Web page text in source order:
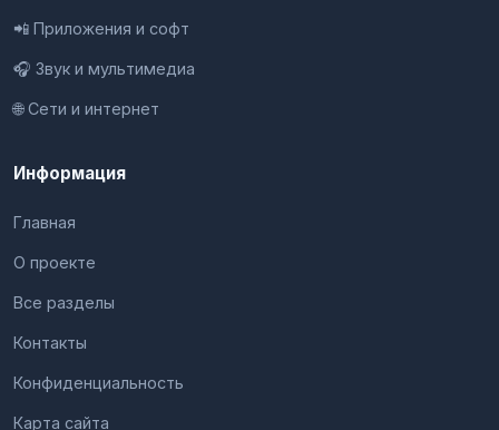
📲 Приложения и софт
🎧 Звук и мультимедиа
🌐 Сети и интернет
Информация
Главная
О проекте
Все разделы
Контакты
Конфиденциальность
Карта сайта